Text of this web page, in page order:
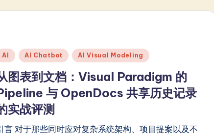
AI AI Chatbot AI Visual Modeling
图表到文档：Visual Paradigm 的
与 OpenDocs 共享历史记录
实战评测
言 对于那些同时应对复杂系统架构、项目提案以及不